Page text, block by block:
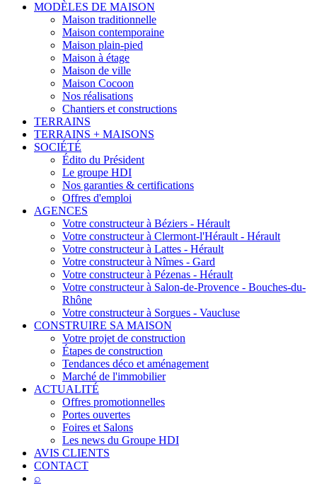
MODÈLES DE MAISON
Maison traditionnelle
Maison contemporaine
Maison plain-pied
Maison à étage
Maison de ville
Maison Cocoon
Nos réalisations
Chantiers et constructions
TERRAINS
TERRAINS + MAISONS
SOCIÉTÉ
Édito du Président
Le groupe HDI
Nos garanties & certifications
Offres d'emploi
AGENCES
Votre constructeur à Béziers - Hérault
Votre constructeur à Clermont-l'Hérault - Hérault
Votre constructeur à Lattes - Hérault
Votre constructeur à Nîmes - Gard
Votre constructeur à Pézenas - Hérault
Votre constructeur à Salon-de-Provence - Bouches-du-
Rhône
Votre constructeur à Sorgues - Vaucluse
CONSTRUIRE SA MAISON
Votre projet de construction
Étapes de construction
Tendances déco et aménagement
Marché de l'immobilier
ACTUALITÉ
Offres promotionnelles
Portes ouvertes
Foires et Salons
Les news du Groupe HDI
AVIS CLIENTS
CONTACT
⌕